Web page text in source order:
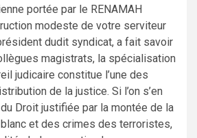
portée par le RENAMAH
modeste de votre serviteur
dudit syndicat, a fait savoir
magistrats, la spécialisation
judicaire constitue l’une des
de la justice. Si l’on s’en
Droit justifiée par la montée de la
et des crimes des terroristes,